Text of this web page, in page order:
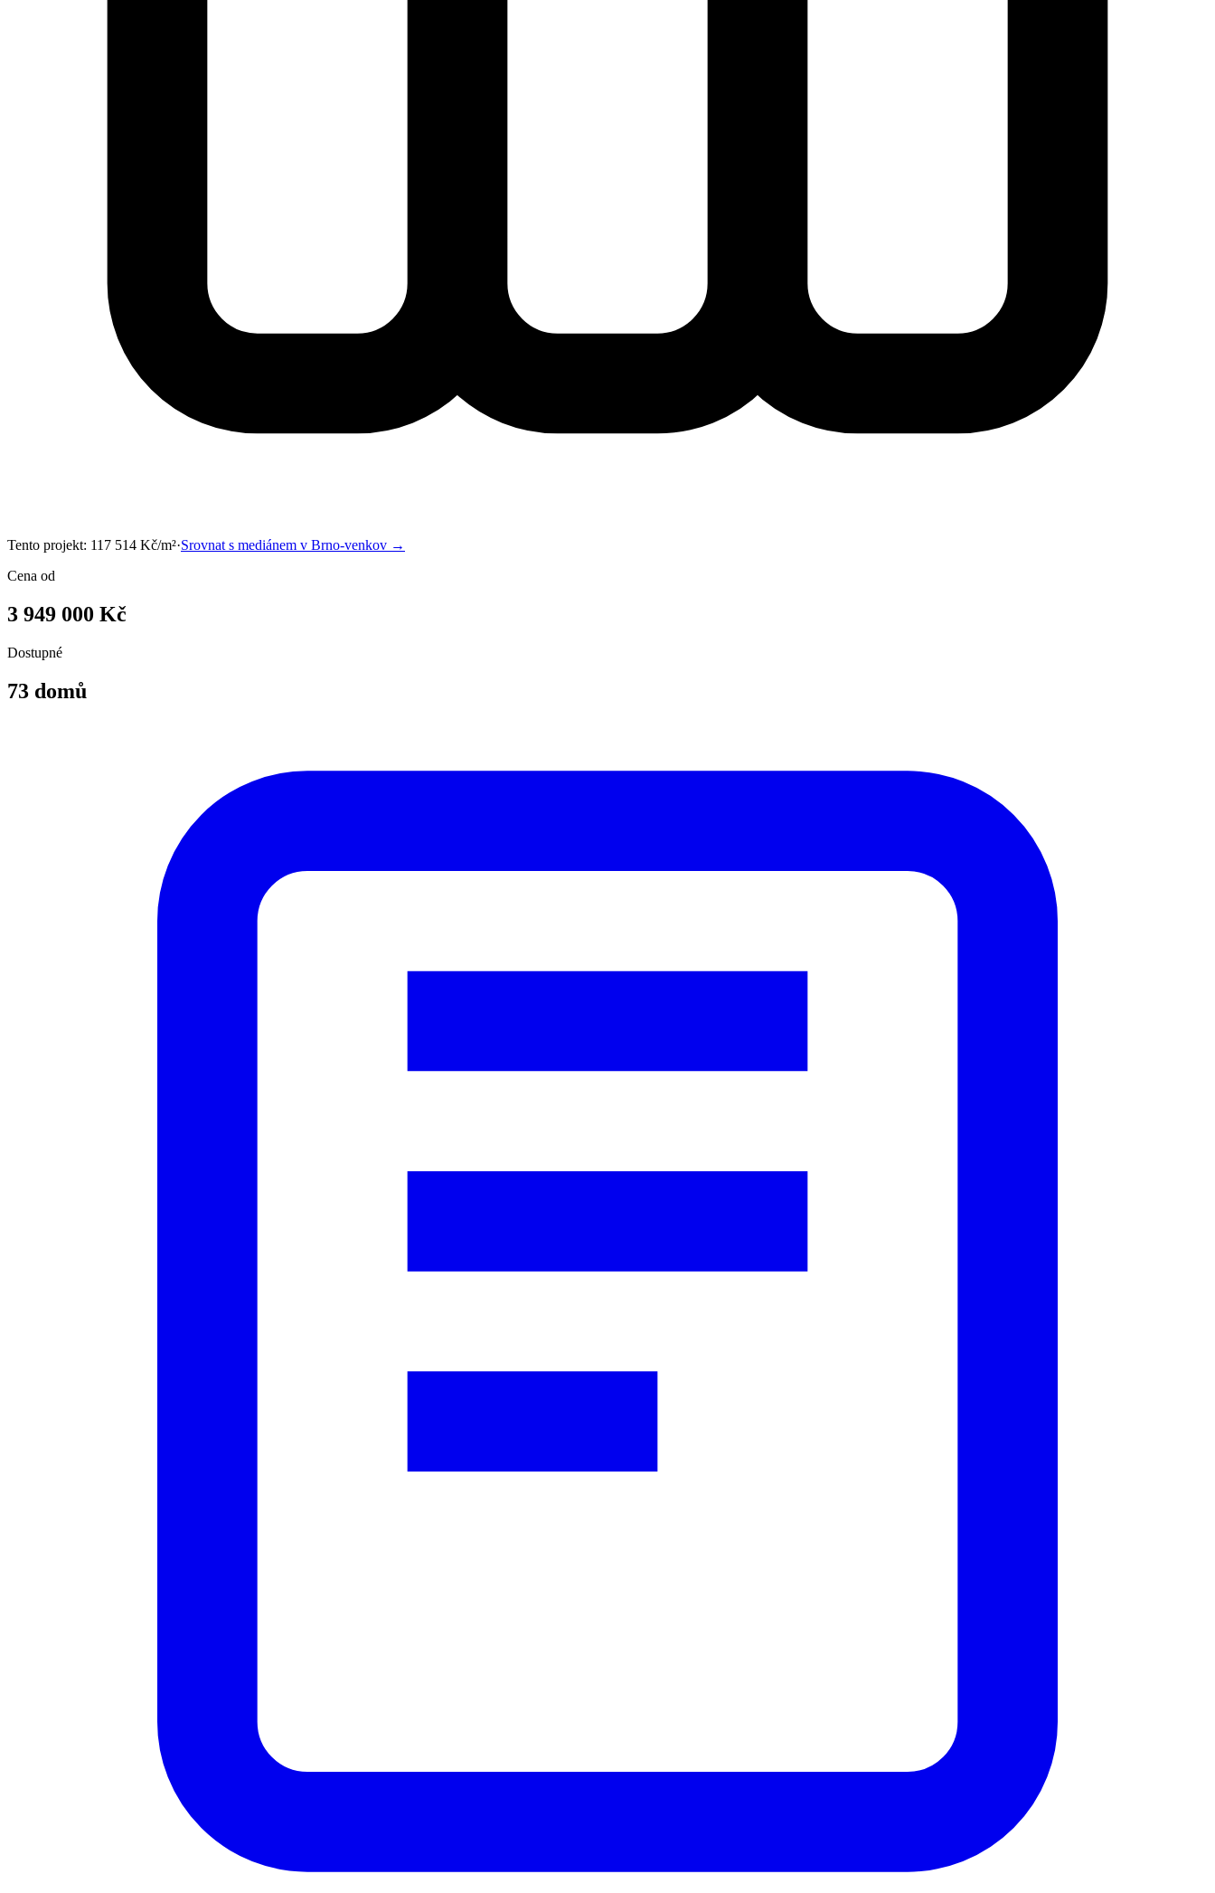
Tento projekt: 117 514 Kč/m²·Srovnat s mediánem v Brno-venkov →
Cena od
3 949 000 Kč
Dostupné
73 domů